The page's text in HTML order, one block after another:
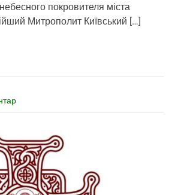
покровителя міста
Митрополит Київський […]